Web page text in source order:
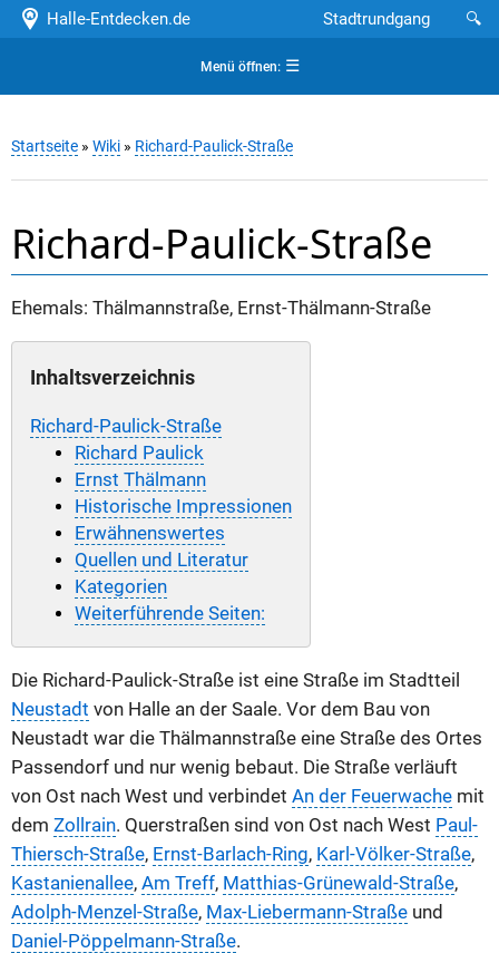
Halle-Entdecken.de 🔍
Stadtrundgang
Menü öffnen:☰
Startseite » Wiki » Richard-Paulick-Straße
Richard-Paulick-Straße
Ehemals: Thälmannstraße, Ernst-Thälmann-Straße
Inhaltsverzeichnis
Richard-Paulick-Straße
Richard Paulick
Ernst Thälmann
Historische Impressionen
Erwähnenswertes
Quellen und Literatur
Kategorien
Weiterführende Seiten:
Die Richard-Paulick-Straße ist eine Straße im Stadtteil
Neustadt von Halle an der Saale. Vor dem Bau von
Neustadt war die Thälmannstraße eine Straße des Ortes
Passendorf und nur wenig bebaut. Die Straße verläuft
von Ost nach West und verbindet An der Feuerwache mit
dem Zollrain. Querstraßen sind von Ost nach West Paul-
Thiersch-Straße, Ernst-Barlach-Ring, Karl-Völker-Straße,
Kastanienallee, Am Treff, Matthias-Grünewald-Straße,
Adolph-Menzel-Straße, Max-Liebermann-Straße und
Daniel-Pöppelmann-Straße.